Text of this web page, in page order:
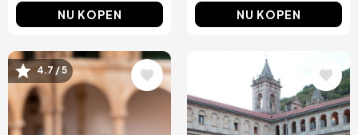
NU KOPEN NU KOPEN
Afbeelding
4.7 / 5 Afbeelding